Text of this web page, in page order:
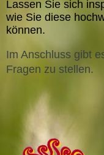
Lassen Sie sich
wie Sie diese
können.
Im Anschluss gibt
Fragen zu stellen.